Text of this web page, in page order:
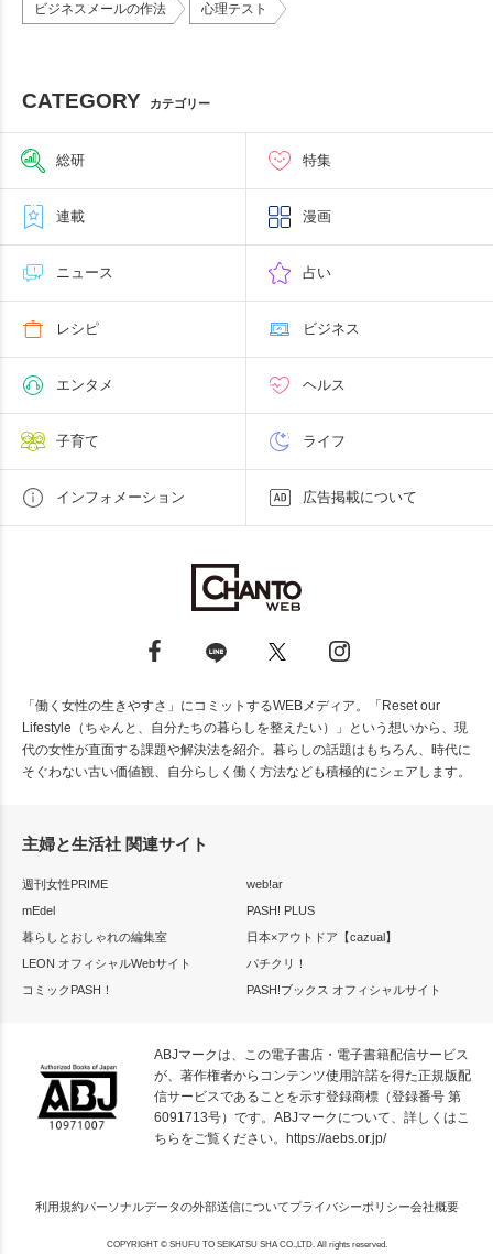
ビジネスメールの作法 心理テスト
CATEGORY カテゴリー
総研 特集
連載 漫画
ニュース 占い
レシピ ビジネス
エンタメ ヘルス
子育て ライフ
インフォメーション 広告掲載について
「働く女性の生きやすさ」にコミットするWEBメディア。「Reset our
Lifestyle（ちゃんと、自分たちの暮らしを整えたい）」という想いから、現
代の女性が直面する課題や解決法を紹介。暮らしの話題はもちろん、時代に
そぐわない古い価値観、自分らしく働く方法なども積極的にシェアします。
主婦と生活社 関連サイト
週刊女性PRIME
web!ar
mEdel
PASH! PLUS
暮らしとおしゃれの編集室
日本×アウトドア【cazual】
LEON オフィシャルWebサイト
パチクリ！
コミックPASH！
PASH!ブックス オフィシャルサイト
ABJマークは、この電子書店・電子書籍配信サービス
が、著作権者からコンテンツ使用許諾を得た正規版配
信サービスであることを示す登録商標（登録番号 第
6091713号）です。ABJマークについて、詳しくはこ
ちらをご覧ください。
https://aebs.or.jp/
利用規約パーソナルデータの外部送信についてプライバシーポリシー会社概要
COPYRIGHT © SHUFU TO SEIKATSU SHA CO.,LTD. All rights reserved.